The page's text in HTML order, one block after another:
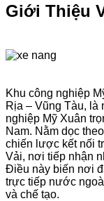
Giới Thiệu
Khu công nghiệp
Rịa – Vũng Tàu, là
nghiệp Mỹ Xuân
Nam. Nằm dọc
chiến lược kết nối
Vải, nơi tiếp nhận
Điều này biến nơi
trực tiếp nước
và chế tạo.